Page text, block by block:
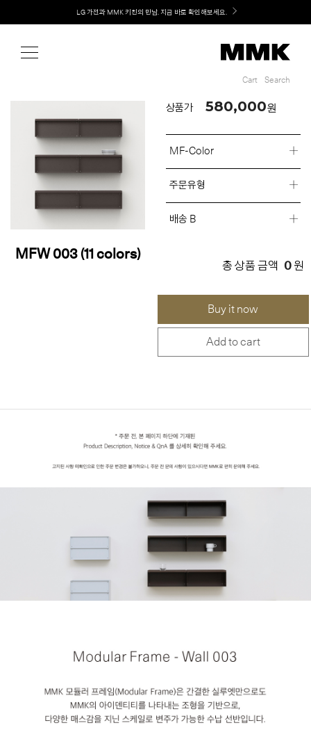
Welcome! 신규 회원가입 시 MMK Shop Coupon (총 60만원) 지급
Cart Search
MFW 003 (11 colors)
상품가 580,000원
MF-Color
주문유형
배송 B
총 상품 금액 0 원
Buy it now
Add to cart